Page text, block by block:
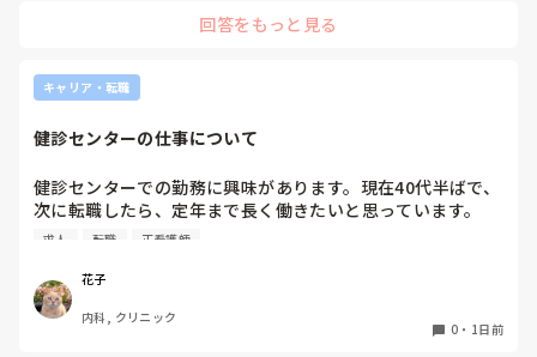
にちに空きがあるか分からないのでそこは難点ですかね。
回答をもっと見る
キャリア・転職
健診センターの仕事について
健診センターでの勤務に興味があります。現在40代半ばで、
次に転職したら、定年まで長く働きたいと思っています。
健診センターは比較的人気があるので、あまり空きがないと
実際、健診センターでの仕事内容は、楽なのでしょうか？ま
た、大変なことは何ですか？
求人 転職 正看護師
花子
内科, クリニック
0 ・ 1日前